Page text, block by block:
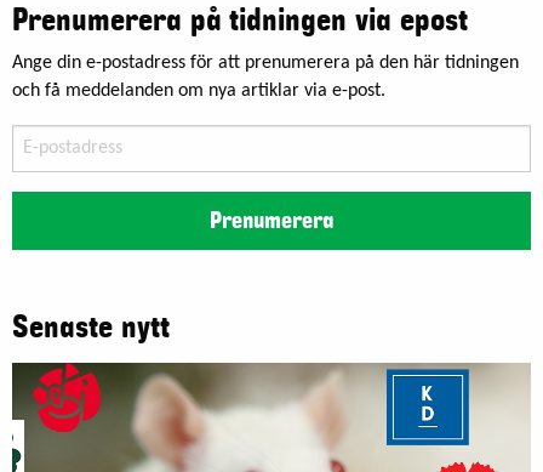
Prenumerera på tidningen via epost
Ange din e-postadress för att prenumerera på den här tidningen
och få meddelanden om nya artiklar via e-post.
postadress
Prenumerera
Senaste nytt